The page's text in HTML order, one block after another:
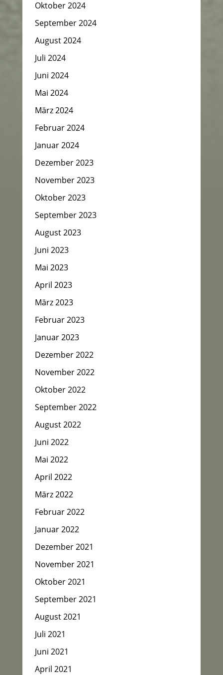
Oktober 2024
September 2024
August 2024
Juli 2024
Juni 2024
Mai 2024
März 2024
Februar 2024
Januar 2024
Dezember 2023
November 2023
Oktober 2023
September 2023
August 2023
Juni 2023
Mai 2023
April 2023
März 2023
Februar 2023
Januar 2023
Dezember 2022
November 2022
Oktober 2022
September 2022
August 2022
Juni 2022
Mai 2022
April 2022
März 2022
Februar 2022
Januar 2022
Dezember 2021
November 2021
Oktober 2021
September 2021
August 2021
Juli 2021
Juni 2021
April 2021